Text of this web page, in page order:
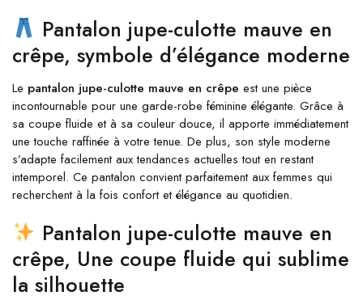
Pantalon jupe-culotte mauve en
crêpe, symbole d’élégance moderne
Le pantalon jupe-culotte mauve en crêpe est une pièce
incontournable pour une garde-robe féminine élégante. Grâce à
sa coupe fluide et à sa couleur douce, il apporte immédiatement
une touche raffinée à votre tenue. De plus, son style moderne
s’adapte facilement aux tendances actuelles tout en restant
intemporel. Ce pantalon convient parfaitement aux femmes qui
recherchent à la fois confort et élégance au quotidien.
Pantalon jupe-culotte mauve en
crêpe, Une coupe fluide qui sublime
la silhouette